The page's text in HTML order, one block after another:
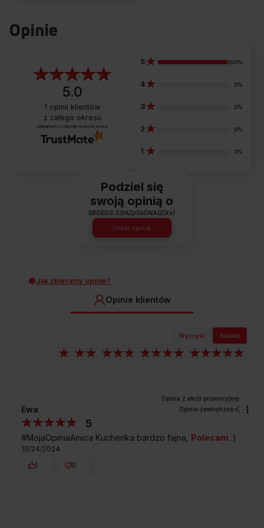
Opinie
5.0
1 opinii klientów
z całego okresu
zebranych i zweryfikowanych przez
5 100%
4 0%
3 0%
2 0%
1 0%
Podziel się
swoją opinią o
58GED3.33HZpTaDNAQ(Xx)
Dodaj opinię
Jak zbieramy opinie?
Opinie klientów
Wyczyść Szukaj
Ewa Opinia zewnętrzna
5
#MojaOpiniaAmica Kuchenka bardzo fajna, Polecam :)
10/24/2024
1
0